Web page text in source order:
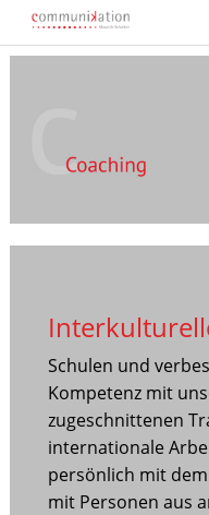
Communikation
Schulen und
Kompetenz mit
zugeschnittenen
internationale
persönlich mit
mit Personen aus